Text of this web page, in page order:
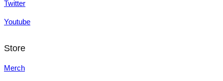
Twitter
Youtube
Store
Merch